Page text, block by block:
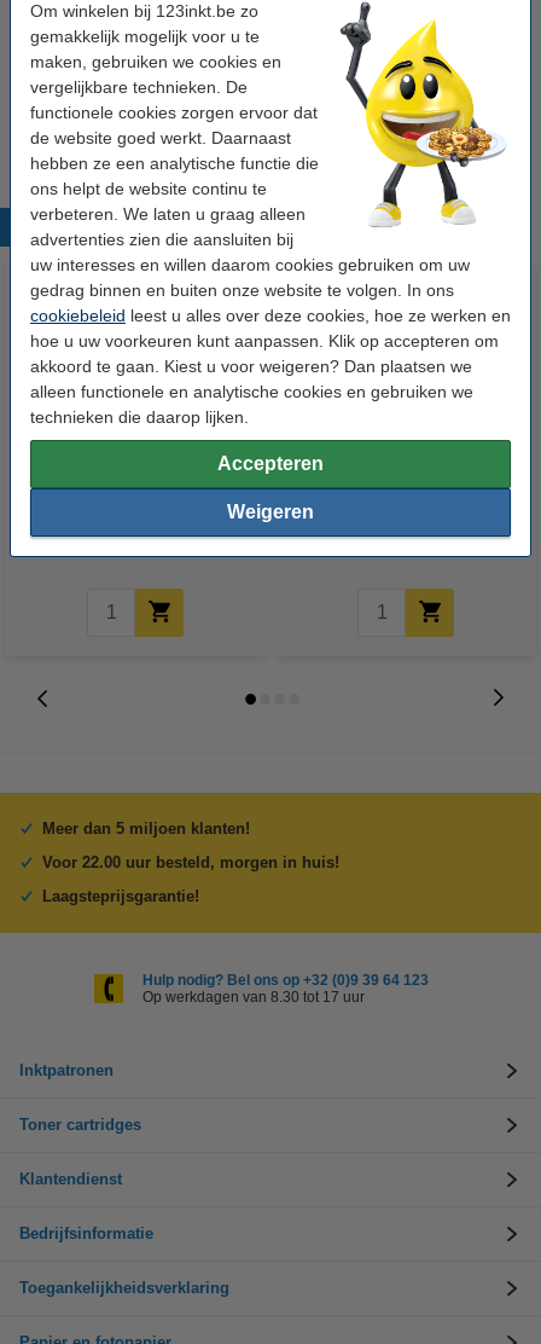
Om winkelen bij 123inkt.be zo
gemakkelijk mogelijk voor u te
maken, gebruiken we cookies en
vergelijkbare technieken. De
functionele cookies zorgen ervoor dat
de website goed werkt. Daarnaast
hebben ze een analytische functie die
ons helpt de website continu te
verbeteren. We laten u graag alleen
advertenties zien die aansluiten bij
uw interesses en willen daarom cookies gebruiken om uw
gedrag binnen en buiten onze website te volgen. In ons
cookiebeleid leest u alles over deze cookies, hoe ze werken en
hoe u uw voorkeuren kunt aanpassen. Klik op accepteren om
akkoord te gaan. Kiest u voor weigeren? Dan plaatsen we
alleen functionele en analytische cookies en gebruiken we
technieken die daarop lijken.
Accepteren
Weigeren
Papierformaat: A3
Aantal vellen: 500 vellen
Ons artikelnr: 250185
Populaire producten
Clairefontaine gekleurd papier
€ 17,50 Incl. 21% btw
Clairefontaine gekleurd papier
€ 17,50 Incl. 21% btw
Meer dan 5 miljoen klanten!
Voor 22.00 uur besteld, morgen in huis!
Laagsteprijsgarantie!
Hulp nodig? Bel ons op +32 (0)9 39 64 123
Op werkdagen van 8.30 tot 17 uur
Inktpatronen
Toner cartridges
Klantendienst
Bedrijfsinformatie
Toegankelijkheidsverklaring